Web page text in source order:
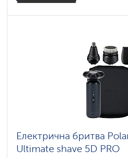
Електрична бритва
Ultimate shave 5D PRO